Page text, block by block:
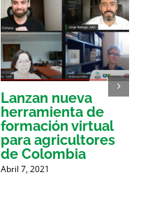
Lanzan nueva
herramienta de
formación virtual
para agricultores
de Colombia
Abril 7, 2021